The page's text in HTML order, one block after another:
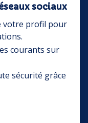
sociaux
votre profil pour
courants sur
sécurité grâce